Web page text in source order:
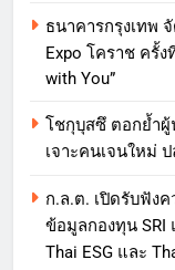
ธนาคารกรุงเทพ
Expo โคราช ครั้ง
with You”
โชกุบุสซึ ตอกย้ำ
เจาะคนเจนใหม่
ก.ล.ต. เปิดรับฟังค
ข้อมูลกองทุน SRI
Thai ESG และ